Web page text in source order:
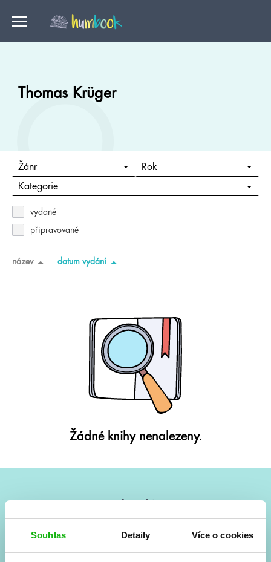
Souhlas Detaily Více o cookies
Thomas Krüger
Žánr Rok
Kategorie
vydané
připravované
název datum vydání
Žádné knihy nenalezeny.
Vše kolem #youngadult každý měsíc rovnou do mailu!
a seriálové adaptace a další.